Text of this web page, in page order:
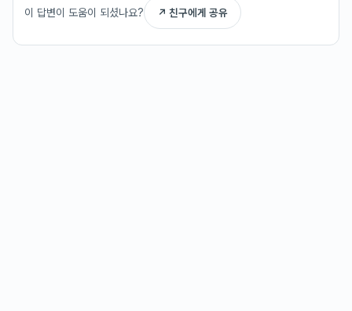
이 답변이 도움이 되셨나요? ↗ 친구에게 공유